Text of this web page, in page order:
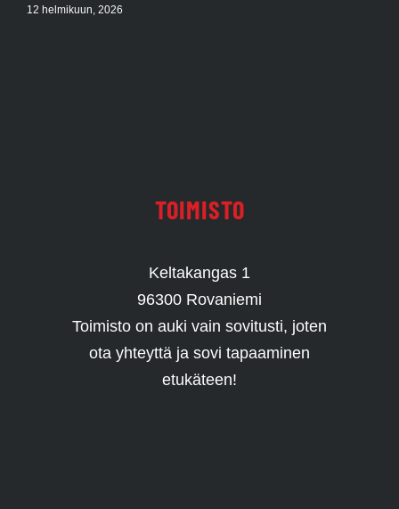
12 helmikuun, 2026
TOIMISTO
Keltakangas 1
96300 Rovaniemi
Toimisto on auki vain sovitusti, joten
ota yhteyttä ja sovi tapaaminen
etukäteen!